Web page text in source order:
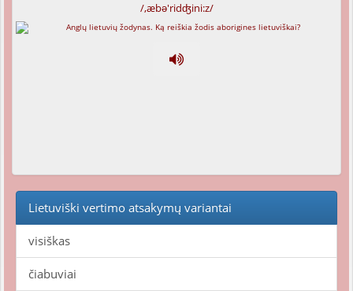
/,æbə'ridʤini:z/
Lietuviški vertimo atsakymų variantai
visiškas
čiabuviai